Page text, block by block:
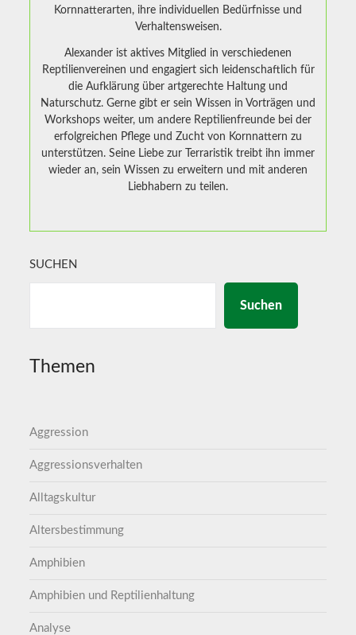
Kornnatterarten, ihre individuellen Bedürfnisse und
Verhaltensweisen.
Alexander ist aktives Mitglied in verschiedenen
Reptilienvereinen und engagiert sich leidenschaftlich für
die Aufklärung über artgerechte Haltung und
Naturschutz. Gerne gibt er sein Wissen in Vorträgen und
Workshops weiter, um andere Reptilienfreunde bei der
erfolgreichen Pflege und Zucht von Kornnattern zu
unterstützen. Seine Liebe zur Terraristik treibt ihn immer
wieder an, sein Wissen zu erweitern und mit anderen
Liebhabern zu teilen.
SUCHEN
Suchen
Themen
Aggression
Aggressionsverhalten
Alltagskultur
Altersbestimmung
Amphibien
Amphibien und Reptilienhaltung
Analyse